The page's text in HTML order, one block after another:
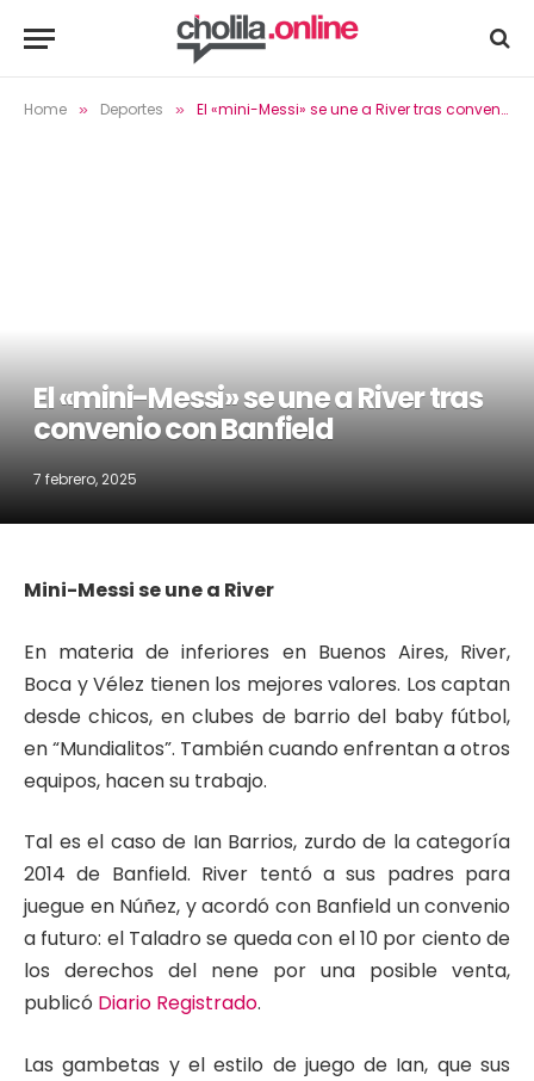
Home » Deportes » El «mini-Messi» se une a River tras convenio con Banfield
El «mini-Messi» se une a River tras
convenio con Banfield
7 febrero, 2025
Mini-Messi se une a River
En materia de inferiores en Buenos Aires, River,
Boca y Vélez tienen los mejores valores. Los captan
desde chicos, en clubes de barrio del baby fútbol,
en “Mundialitos”. También cuando enfrentan a otros
equipos, hacen su trabajo.
Tal es el caso de Ian Barrios, zurdo de la categoría
2014 de Banfield. River tentó a sus padres para
juegue en Núñez, y acordó con Banfield un convenio
a futuro: el Taladro se queda con el 10 por ciento de
los derechos del nene por una posible venta,
publicó Diario Registrado.
Las gambetas y el estilo de juego de Ian, que sus